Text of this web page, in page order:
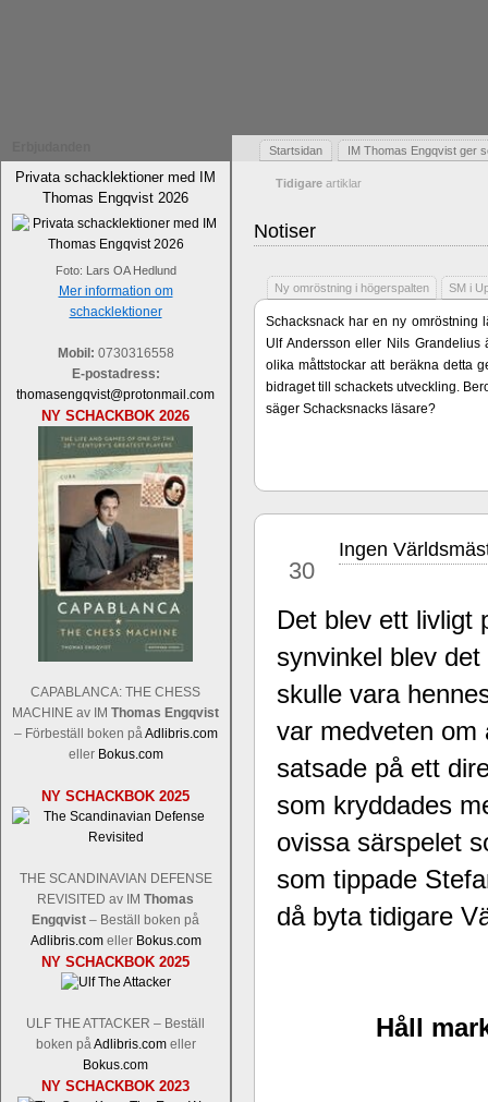
Privata schacklektioner med IM
Thomas Engqvist 2026
Foto: Lars OA Hedlund
Mer information om
schacklektioner
Mobil: 0730316558
E-postadress:
thomasengqvist@protonmail.com
NY SCHACKBOK 2026
CAPABLANCA: THE CHESS
MACHINE av IM Thomas Engqvist
– Förbeställ boken påAdlibris.com
eller Bokus.com
NY SCHACKBOK 2025
THE SCANDINAVIAN DEFENSE
REVISITED av IM Thomas
Engqvist – Beställ boken på
Adlibris.comeller Bokus.com
NY SCHACKBOK 2025
ULF THE ATTACKER – Beställ
boken påAdlibris.comeller
Bokus.com
NY SCHACKBOK 2023
Startsidan IM Thomas Engqvist ger
Tidigare artiklar
Notiser
Ny omröstning i högerspalten SM i
Schacksnack har en ny omröstning
Ulf Andersson eller Nils
olika måttstockar att beräkna detta
bidraget till schackets utveckling.
säger Schacksnacks läsare?
Sverigemästarklassen och övriga
Sverigemästartiteln och dessa är i
SM-gruppen är i år stark och
Elit: IM Michael Wiedenkeller, IM
Lindberg, FM Joar Östlund, FM
Östlund som är en starkt
30
Ingen
Det blev ett livligt
synvinkel blev
skulle vara
var medveten om
satsade på ett
som kryddades
ovissa särspelet
som tippade
då byta tidigare
Håll